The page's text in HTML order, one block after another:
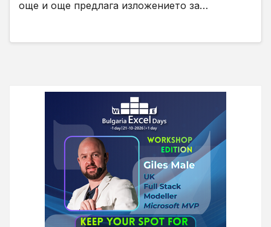
още и още предлага изложението за…